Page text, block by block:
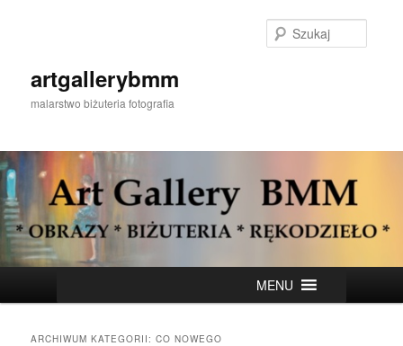
artgallerybmm
malarstwo biżuteria fotografia
MENU
ARCHIWUM KATEGORII:CO NOWEGO